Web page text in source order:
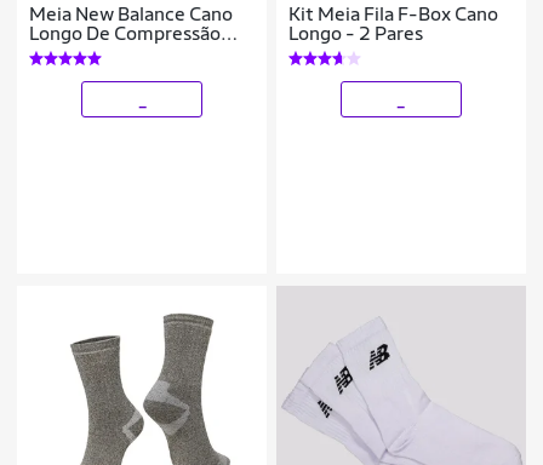
Meia New Balance Cano
Longo De Compressão
Feminina
Kit Meia Fila F-Box Cano
Longo - 2 Pares